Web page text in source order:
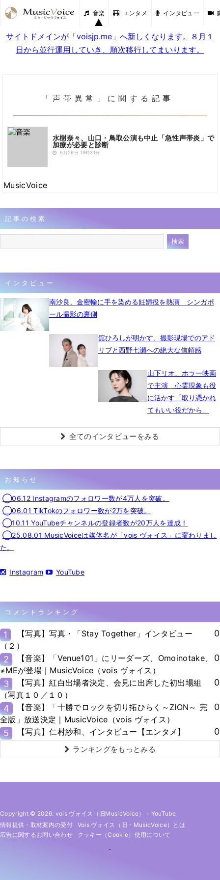
音楽 エンタメ インタビュー
サイトドメインが「voisjp.me」へ新しくなります。８月１
日から並行運用していき、順次移行してまいります。
「声帯異常」に関する記事
水樹奈々、山口・鳥取公演も中止「急性声帯炎」で
加療が必要と診断
6月26日 19時31分
MusicVoice
記事の検索
インタビュー
南沙良、金密輸に手を染める妊婦役を熱演 シンガポ
ール撮影の裏側
舘ひろしが明かす、撮影現場でのアド
リブと西野七瀬への絶大な信頼感
山下リオ、ホラー映画
で主演 心霊現象も役
に活かす「取り憑かれ
てもいい役だから」
全てのインタビューをみる
お知らせ
◯06.12 Instagramのフォロワー数が4万人を突破。
◯06.01 TikTokのフォロワー数が2万を突破。
◯10.11 YouTubeチャンネルの登録者数が20万人を達成！
◯25.08.01 MusicVoiceは媒体名が「vois ヴォイス」に変わりまし
た。
Instagram YouTube
コメントランキング
1
【写真】写真・「Stay Together」インタビュー
（２）
0
2
【音楽】「Venue101」にリーダーズ、Omoinotake、
≠MEが登場｜MusicVoice（vois ヴォイス）
0
3
【写真】紅白出場者決定、会見に出席した初出場組
（写真１０／１０）
0
4
【音楽】「十勝でロックを切り拓ひらく～ZION～ 完
全版」放送決定｜MusicVoice（vois ヴォイス）
0
5 【写真】仁村紗和、インタビュー【エンタメ】 0
ランキングをもっとみる
Copyright © 2026. vois ヴォイス（旧MusicVoice） - YouTube
情報提供・取材案内の受付
Vois ヴォイス（旧・MusicVoice）とは
広告に関するお問い合わせ
クッキー（cookie）使用について
-